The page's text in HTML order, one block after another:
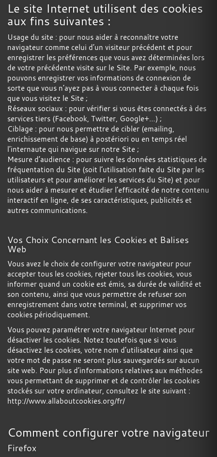
Le site Internet utilisent des cookies
aux fins suivantes :
Usage du site : pour nous aider à reconnaître votre
navigateur comme celui d’un visiteur précédent et pour
enregistrer les préférences que vous avez déterminées lors
de votre précédente visite sur le Site. Par exemple, nous
pouvons enregistrer vos informations de connexion de
sorte que vous n’ayez pas à vous connecter à chaque fois
que vous visitez le Site ;
Réseaux sociaux : pour vérifier si vous êtes connectés à des
services tiers (Facebook, Twitter, Google+…) ;
Ciblage : pour nous permettre de cibler (emailing,
enrichissement de base) à postériori ou en temps réel
l’internaute qui navigue sur notre Site ;
Mesure d’audience : pour suivre les données statistiques de
fréquentation du Site (soit l’utilisation faite du Site par les
utilisateurs et pour améliorer les services du Site) et pour
nous aider à mesurer et étudier l’efficacité de notre contenu
interactif en ligne, de ses caractéristiques, publicités et
autres communications.
Vos Choix Concernant les Cookies et Balises
Web
Vous avez le choix de configurer votre navigateur pour
accepter tous les cookies, rejeter tous les cookies, vous
informer quand un cookie est émis, sa durée de validité et
son contenu, ainsi que vous permettre de refuser son
enregistrement dans votre terminal, et supprimer vos
cookies périodiquement.
Vous pouvez paramétrer votre navigateur Internet pour
désactiver les cookies. Notez toutefois que si vous
désactivez les cookies, votre nom d’utilisateur ainsi que
votre mot de passe ne seront plus sauvegardés sur aucun
site web. Pour plus d’informations relatives aux méthodes
vous permettant de supprimer et de contrôler les cookies
stockés sur votre ordinateur, consultez le site suivant :
http://www.allaboutcookies.org/fr/
Comment configurer votre navigateur
Firefox